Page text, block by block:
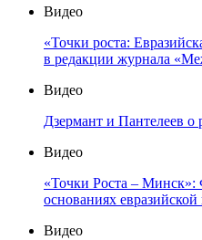
Видео
«Точки роста:
в редакции журнала
Видео
Дзермант и Пантелеев о
Видео
«Точки Роста – Минск»:
основаниях
Видео